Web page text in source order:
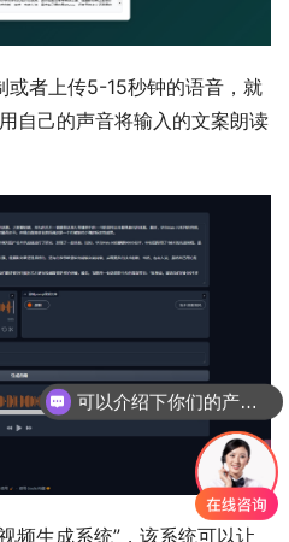
或者上传5-15秒钟的语音，就
自己的声音将输入的文案朗读
频生成系统”，该系统可以让
可以介绍下你们的产品么